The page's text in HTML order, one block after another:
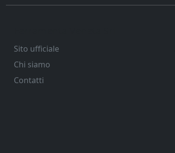
Sito ufficiale
Chi siamo
Contatti